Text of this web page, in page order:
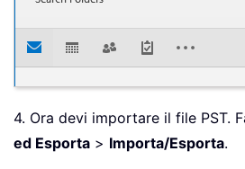
4. Ora devi importare il file PST.
ed Esporta > Importa/Esporta.